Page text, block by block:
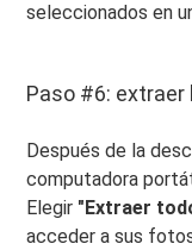
seleccionados en
Paso #6: extraer
Después de la
computadora
Elegir "Extraer
acceder a sus